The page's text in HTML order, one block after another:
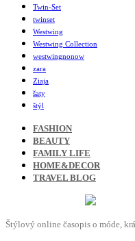
Twin-Set
twinset
Westwing
Westwing Collection
westwingnonow
zara
Ziaja
šaty
štýl
FASHION
BEAUTY
FAMILY LIFE
HOME&DECOR
TRAVEL BLOG
Štýlový online časopis o móde,